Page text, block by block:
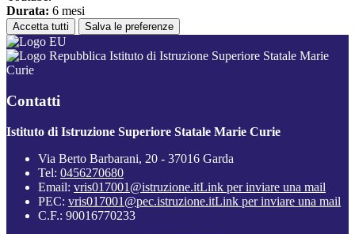
Durata: 6 mesi
Accetta tutti Salva le preferenze
Istituto di Istruzione Superiore Statale Marie
Curie
Contatti
Istituto di Istruzione Superiore Statale Marie Curie
Via Berto Barbarani, 20 - 37016 Garda
Tel: 0456270680
Email: vris017001@istruzione.itLink per inviare una mail
PEC: vris017001@pec.istruzione.itLink per inviare una mail
C.F.: 90016770233